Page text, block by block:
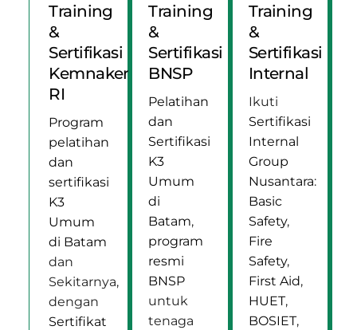
Training
&
Sertifikasi
Kemnaker
RI
Program
pelatihan
dan
sertifikasi
K3
Umum
di Batam
dan
Sekitarnya,
dengan
Sertifikat
Training
&
Sertifikasi
BNSP
Pelatihan
dan
Sertifikasi
K3
Umum
di
Batam,
program
resmi
BNSP
untuk
tenaga
Training
&
Sertifikasi
Internal
Ikuti
Sertifikasi
Internal
Group
Nusantara:
Basic
Safety,
Fire
Safety,
First Aid,
HUET,
BOSIET,